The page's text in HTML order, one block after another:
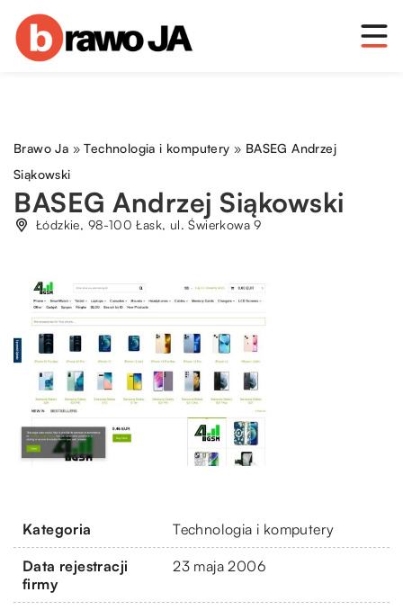
Brawo Ja »Technologia i komputery » BASEG Andrzej
Siąkowski
BASEG Andrzej Siąkowski
Łódzkie, 98-100 Łask, ul. Świerkowa 9
Kategoria Technologia i komputery
Data rejestracji
firmy
23 maja 2006